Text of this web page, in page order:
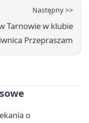
Następny >>
Tarnowie w klubie
Przepraszam
o